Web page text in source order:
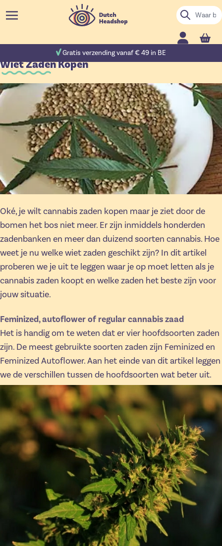
Zoek
Cart
Gratis verzending vanaf € 49 in BE
Wiet Zaden Kopen
Oké, je wilt cannabis zaden kopen maar je ziet door de
bomen het bos niet meer. Er zijn inmiddels honderden
zadenbanken en meer dan duizend soorten cannabis. Hoe
weet je nu welke wiet zaden geschikt zijn? In dit artikel
proberen we je uit te leggen waar je op moet letten als je
cannabis zaden koopt en welke zaden het beste zijn voor
jouw situatie.
Feminized, autoflower of regular cannabis zaad
Het is handig om te weten dat er vier hoofdsoorten zaden
zijn. De meest gebruikte soorten zaden zijn Feminized en
Feminized Autoflower. Aan het einde van dit artikel leggen
we de verschillen tussen de hoofdsoorten wat beter uit.